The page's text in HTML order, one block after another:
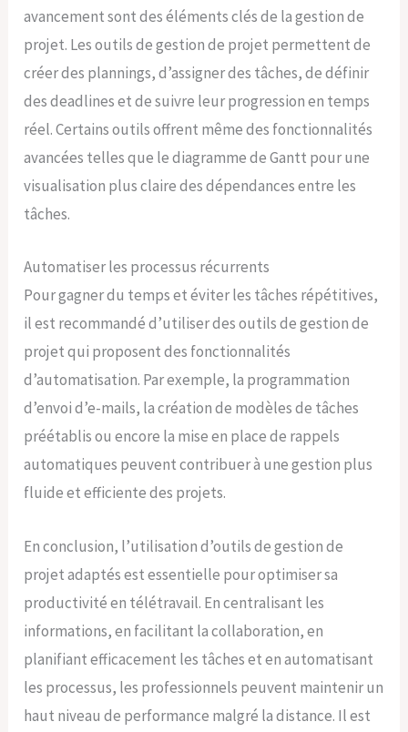
avancement sont des éléments clés de la gestion de
projet. Les outils de gestion de projet permettent de
créer des plannings, d’assigner des tâches, de définir
des deadlines et de suivre leur progression en temps
réel. Certains outils offrent même des fonctionnalités
avancées telles que le diagramme de Gantt pour une
visualisation plus claire des dépendances entre les
tâches.
Automatiser les processus récurrents
Pour gagner du temps et éviter les tâches répétitives,
il est recommandé d’utiliser des outils de gestion de
projet qui proposent des fonctionnalités
d’automatisation. Par exemple, la programmation
d’envoi d’e-mails, la création de modèles de tâches
préétablis ou encore la mise en place de rappels
automatiques peuvent contribuer à une gestion plus
fluide et efficiente des projets.
En conclusion, l’utilisation d’outils de gestion de
projet adaptés est essentielle pour optimiser sa
productivité en télétravail. En centralisant les
informations, en facilitant la collaboration, en
planifiant efficacement les tâches et en automatisant
les processus, les professionnels peuvent maintenir un
haut niveau de performance malgré la distance. Il est